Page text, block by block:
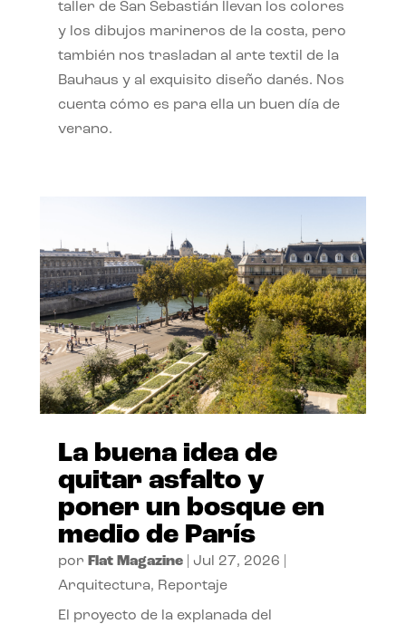
taller de San Sebastián llevan los colores
y los dibujos marineros de la costa, pero
también nos trasladan al arte textil de la
Bauhaus y al exquisito diseño danés. Nos
cuenta cómo es para ella un buen día de
verano.
La buena idea de
quitar asfalto y
poner un bosque en
medio de París
por Flat Magazine| Jul 27, 2026
Arquitectura, Reportaje
El proyecto de la explanada del